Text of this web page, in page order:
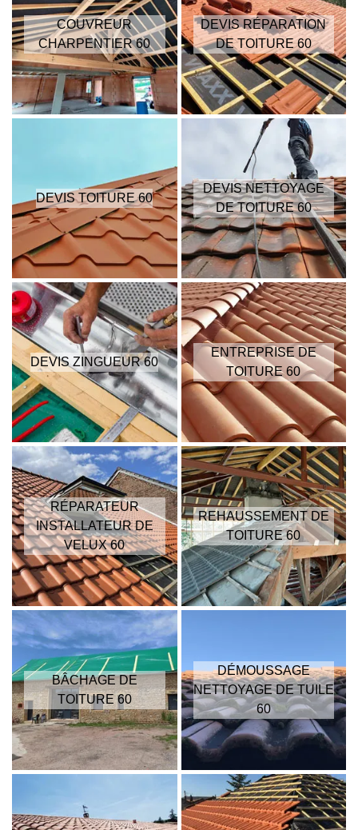
COUVREUR
CHARPENTIER 60
DEVIS RÉPARATION
DE TOITURE 60
DEVIS TOITURE 60
DEVIS NETTOYAGE
DE TOITURE 60
DEVIS ZINGUEUR 60
ENTREPRISE DE
TOITURE 60
RÉPARATEUR
INSTALLATEUR DE
VELUX 60
REHAUSSEMENT DE
TOITURE 60
BÂCHAGE DE
TOITURE 60
DÉMOUSSAGE
NETTOYAGE DE TUILE
60